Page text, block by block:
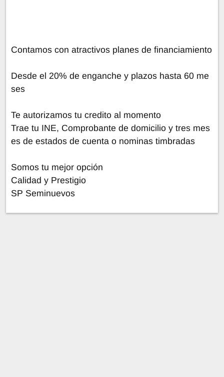
Contamos con atractivos planes de financiamiento
Desde el 20% de enganche y plazos hasta 60 me
ses
Te autorizamos tu credito al momento
Trae tu INE, Comprobante de domicilio y tres mes
es de estados de cuenta o nominas timbradas
Somos tu mejor opción
Calidad y Prestigio
SP Seminuevos